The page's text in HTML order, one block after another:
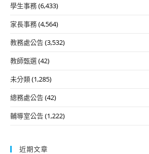
學生事務(6,433)
家長事務(4,564)
教務處公告(3,532)
教師甄選(42)
未分類(1,285)
總務處公告(42)
輔導室公告(1,222)
近期文章